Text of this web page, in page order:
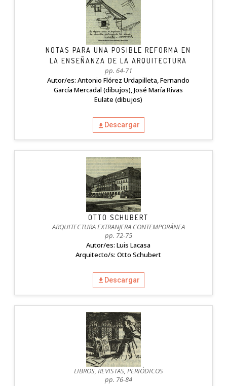
NOTAS PARA UNA POSIBLE REFORMA EN
LA ENSEÑANZA DE LA ARQUITECTURA
pp. 64-71
Autor/es: Antonio Flórez Urdapilleta, Fernando
García Mercadal (dibujos), José María Rivas
Eulate (dibujos)
Descargar
OTTO SCHUBERT
ARQUITECTURA EXTRANJERA CONTEMPORÁNEA
pp. 72-75
Autor/es: Luis Lacasa
Arquitecto/s: Otto Schubert
Descargar
LIBROS, REVISTAS, PERIÓDICOS
pp. 76-84